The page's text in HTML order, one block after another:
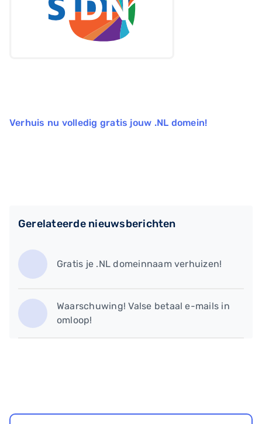
Verhuis nu volledig gratis jouw .NL domein!
Gerelateerde nieuwsberichten
Gratis je .NL domeinnaam verhuizen!
Waarschuwing! Valse betaal e-mails in
omloop!